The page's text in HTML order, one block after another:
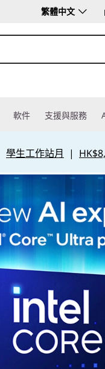
繁體中文
軟件 支援與服務
學生工作站月 |